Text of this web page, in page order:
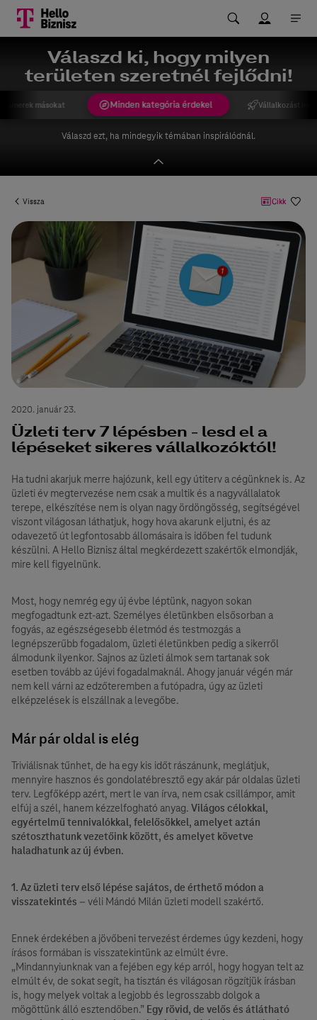
Válaszd ki, hogy milyen
területen szeretnél fejlődni!
Minden kategória érdekel Vállalkozást
másokat
Válaszd ezt, ha mindegyik témában inspirálódnál.
Vissza Cikk
Üzleti terv 7 lépésben - lesd el a
lépéseket sikeres vállalkozóktól!
2020. január 23.
Ha tudni akarjuk merre hajózunk, kell egy útiterv a cégünknek is. Az
üzleti év megtervezése nem csak a multik és a nagyvállalatok
terepe, elkészítése nem is olyan nagy ördöngösség, segítségével
viszont világosan láthatjuk, hogy hova akarunk eljutni, és az
odavezető út legfontosabb állomásaira is időben fel tudunk
készülni. A Hello Biznisz által megkérdezett szakértők elmondják,
mire kell figyelnünk.
Most, hogy nemrég egy új évbe léptünk, nagyon sokan
megfogadtunk ezt-azt. Személyes életünkben elsősorban a
fogyás, az egészségesebb életmód és testmozgás a
legnépszerűbb fogadalom, üzleti életünkben pedig a sikerről
álmodunk ilyenkor. Sajnos az üzleti álmok sem tartanak sok
esetben tovább az újévi fogadalmaknál. Ahogy január végén már
nem kell várni az edzőteremben a futópadra, úgy az üzleti
elképzelések is elszállnak a levegőbe.
Már pár oldal is elég
Triviálisnak tűnhet, de ha egy kis időt rászánunk, meglátjuk,
mennyire hasznos és gondolatébresztő egy akár pár oldalas üzleti
terv. Legfőképp azért, mert le van írva, nem csak csillámpor, amit
elfúj a szél, hanem kézzelfogható anyag. Világos célokkal,
egyértelmű tennivalókkal, felelősökkel, amelyet aztán
szétoszthatunk vezetőink között, és amelyet követve
haladhatunk az új évben.
1. Az üzleti terv első lépése sajátos, de érthető módon a
visszatekintés – véli Mándó Milán üzleti modell szakértő.
Ennek érdekében a jövőbeni tervezést érdemes úgy kezdeni, hogy
írásos formában is visszatekintünk az elmúlt évre.
„Mindannyiunknak van a fejében egy kép arról, hogy hogyan telt az
elmúlt év, de sokat segít, ha tisztán és világosan rögzítjük írásban
is, hogy melyek voltak a legjobb és legrosszabb dolgok a
mögöttünk álló esztendőben.” Egy rövid, de velős és átlátható